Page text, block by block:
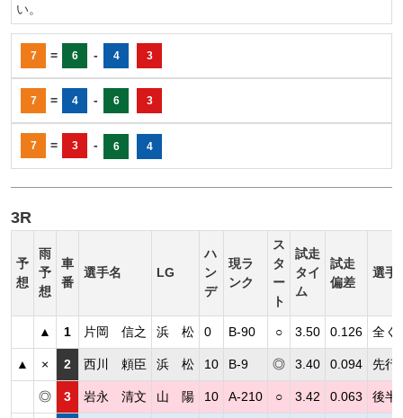
い。
7 = 6 - 4 3
7 = 4 - 6 3
7 = 3 - 6 4
3R
予
想
雨
予
想
車
番
選手名 LG
ハ
ン
デ
現ラ
ンク
ス
タ
ー
ト
試走
タイ
ム
試走
偏差
選手
▲ 1 片岡 信之 浜 松 0 B-90 ○ 3.50 0.126 全く
▲ × 2 西川 頼臣 浜 松 10 B-9 ◎ 3.40 0.094 先行
◎ 3 岩永 清文 山 陽 10 A-210 ○ 3.42 0.063 後半